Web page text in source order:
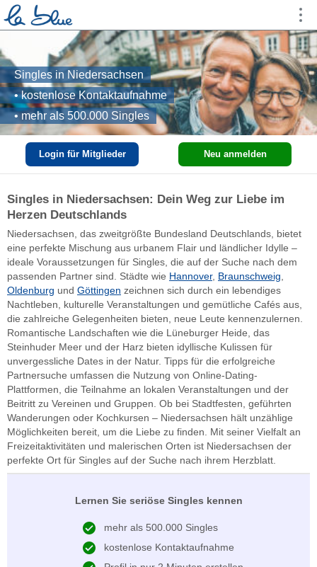
Singles in Niedersachsen
• kostenlose Kontaktaufnahme
• mehr als 500.000 Singles
Login für Mitglieder Neu anmelden
Singles in Niedersachsen: Dein Weg zur Liebe im
Herzen Deutschlands
Niedersachsen, das zweitgrößte Bundesland Deutschlands, bietet
eine perfekte Mischung aus urbanem Flair und ländlicher Idylle –
ideale Voraussetzungen für Singles, die auf der Suche nach dem
passenden Partner sind. Städte wie Hannover, Braunschweig
Oldenburg und Göttingen zeichnen sich durch ein lebendiges
Nachtleben, kulturelle Veranstaltungen und gemütliche Cafés aus,
die zahlreiche Gelegenheiten bieten, neue Leute kennenzulernen.
Romantische Landschaften wie die Lüneburger Heide, das
Steinhuder Meer und der Harz bieten idyllische Kulissen für
unvergessliche Dates in der Natur. Tipps für die erfolgreiche
Partnersuche umfassen die Nutzung von Online-Dating-
Plattformen, die Teilnahme an lokalen Veranstaltungen und der
Beitritt zu Vereinen und Gruppen. Ob bei Stadtfesten, geführten
Wanderungen oder Kochkursen – Niedersachsen hält unzählige
Möglichkeiten bereit, um die Liebe zu finden. Mit seiner Vielfalt an
Freizeitaktivitäten und malerischen Orten ist Niedersachsen der
perfekte Ort für Singles auf der Suche nach ihrem Herzblatt.
Lernen Sie seriöse Singles kennen
mehr als 500.000 Singles
kostenlose Kontaktaufnahme